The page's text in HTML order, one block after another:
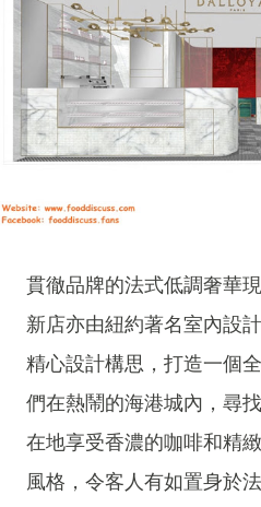
貫徹品牌的法式低調奢華
新店亦由紐約著名室內設
精心設計構思，打造一個
們在熱鬧的海港城內，尋
在地享受香濃的咖啡和精
風格，令客人有如置身於